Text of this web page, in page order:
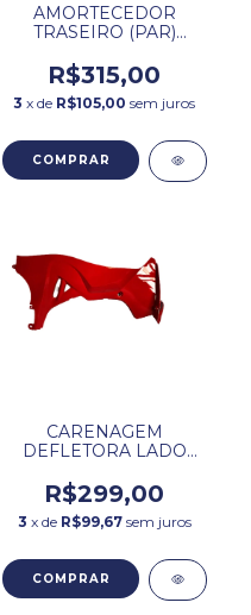
AMORTECEDOR
TRASEIRO (PAR)
ORIGINAL.
R$315,00
3 x de R$105,00 sem juros
CARENAGEM
DEFLETORA LADO
VERMELHA
ORIGINAL.
R$299,00
3 x de R$99,67 sem juros